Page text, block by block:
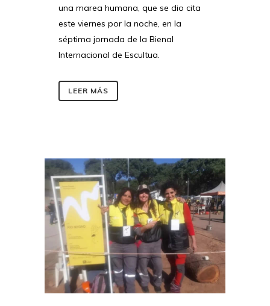
una marea humana, que se dio cita
este viernes por la noche, en la
séptima jornada de la Bienal
Internacional de Escultua.
LEER MÁS